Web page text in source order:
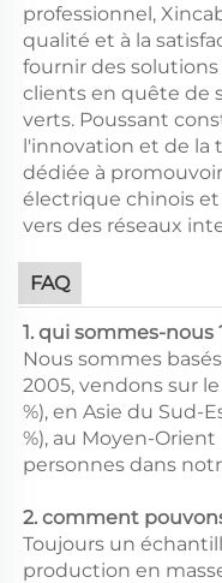
professionnel,
qualité et à la
fournir des
clients en quête de
verts. Poussant
l'innovation et de la
dédiée à
électrique chinois
vers des réseaux
FAQ
1. qui sommes-nous
Nous sommes
2005, vendons sur
%), en Asie du Sud-
%), au Moyen-Orient
personnes dans
2. comment
Toujours un
production en